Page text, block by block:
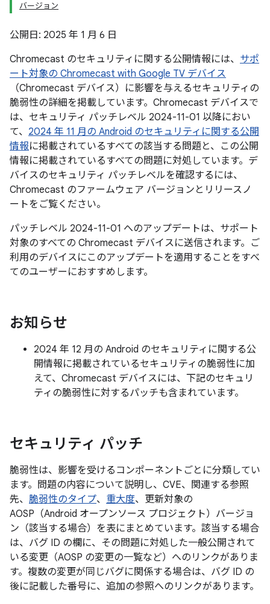
バージョン
公開日: 2025 年 1 月 6 日
Chromecast のセキュリティに関する公開情報には、 サポ
ート対象の Chromecast with Google TV デバイス
（Chromecast デバイス）に影響を与えるセキュリティの
脆弱性の詳細を掲載しています。Chromecast デバイスで
は、セキュリティ パッチレベル 2024-11-01 以降におい
て、 2024 年 11 月の Android のセキュリティに関する公開
情報に掲載されているすべての該当する問題と、この公開
情報に掲載されているすべての問題に対処しています。デ
バイスのセキュリティ パッチレベルを確認するには、
Chromecast のファームウェア バージョンとリリースノ
ートをご覧ください。
パッチレベル 2024-11-01 へのアップデートは、サポート
対象のすべての Chromecast デバイスに送信されます。ご
利用のデバイスにこのアップデートを適用することをすべ
てのユーザーにおすすめします。
お知らせ
2024 年 12 月の Android のセキュリティに関する公
開情報に掲載されているセキュリティの脆弱性に加
えて、Chromecast デバイスには、下記のセキュリ
ティの脆弱性に対するパッチも含まれています。
セキュリティ パッチ
脆弱性は、影響を受けるコンポーネントごとに分類してい
ます。問題の内容について説明し、CVE、関連する参照
先、 脆弱性のタイプ、 重大度、更新対象の
AOSP（Android オープンソース プロジェクト）バージョ
ン（該当する場合）を表にまとめています。該当する場合
は、バグ ID の欄に、その問題に対処した一般公開されて
いる変更（AOSP の変更の一覧など）へのリンクがありま
す。複数の変更が同じバグに関係する場合は、バグ ID の
後に記載した番号に、追加の参照へのリンクがあります。